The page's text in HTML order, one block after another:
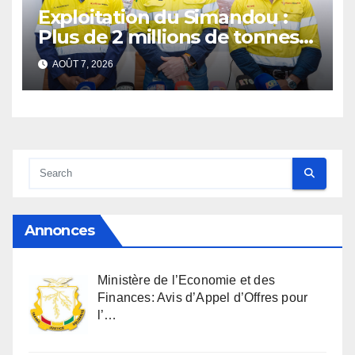
Exploitation du Simandou :
Plus de 2 millions de tonnes
de fer exportées
AOÛT 7, 2026
Annonces
Ministère de l’Economie et des
Finances: Avis d’Appel d’Offres pour
l’…